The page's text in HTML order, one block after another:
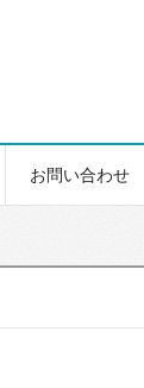
お問い合わせ